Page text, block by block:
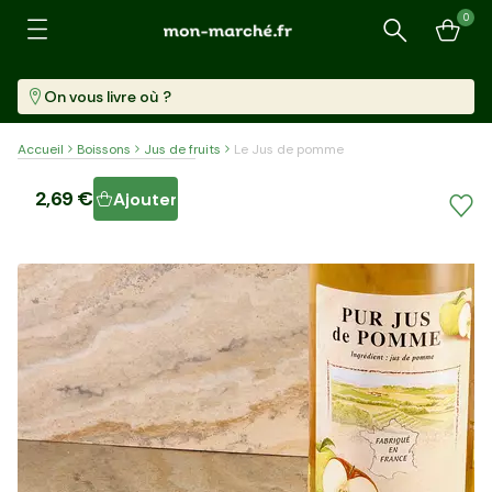
Recherche
0
On vous livre où ?
Accueil Boissons Jus de fruits Le Jus de pomme
Le Jus de pomme
2,69 € Ajouter